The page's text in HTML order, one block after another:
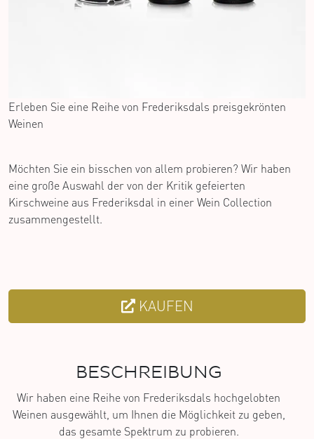
Erleben Sie eine Reihe von Frederiksdals preisgekrönten
Weinen
Möchten Sie ein bisschen von allem probieren? Wir haben
eine große Auswahl der von der Kritik gefeierten
Kirschweine aus Frederiksdal in einer Wein Collection
zusammengestellt.
KAUFEN
BESCHREIBUNG
Wir haben eine Reihe von Frederiksdals hochgelobten
Weinen ausgewählt, um Ihnen die Möglichkeit zu geben,
das gesamte Spektrum zu probieren.